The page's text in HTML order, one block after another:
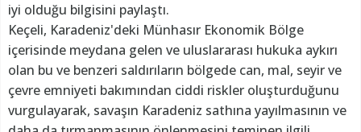
iyi olduğu bilgisini paylaştı.
Keçeli, Karadeniz'deki Münhasır Ekonomik Bölge
içerisinde meydana gelen ve uluslararası hukuka aykırı
olan bu ve benzeri saldırıların bölgede can, mal, seyir ve
çevre emniyeti bakımından ciddi riskler oluşturduğunu
vurgulayarak, savaşın Karadeniz sathına yayılmasının ve